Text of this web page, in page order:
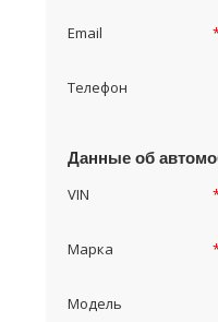
Email
Телефон
Данные об
VIN
Марка
Модель